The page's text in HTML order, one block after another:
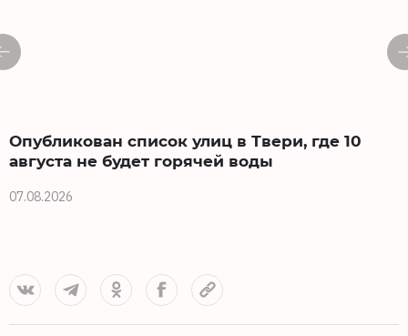
Опубликован список улиц в Твери, где 10
августа не будет горячей воды
07.08.2026